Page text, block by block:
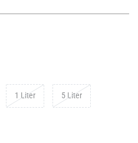
1 Liter 5 Liter